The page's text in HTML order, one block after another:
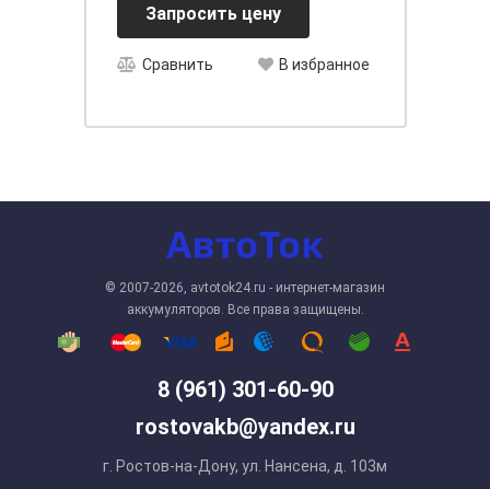
Запросить цену
Сравнить В избранное
8 (961) 301-60-90
rostovakb@yandex.ru
г. Ростов-на-Дону, ул. Нансена, д. 103м
© 2007-2026, avtotok24.ru - интернет-магазин
аккумуляторов. Все права защищены.